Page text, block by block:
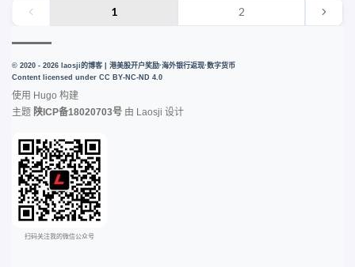
1 2
© 2020 - 2026 laosji的博客 | 港美股开户奖励·海外银行返现·数字货币
Content licensed under CC BY-NC-ND 4.0
使用 Hugo 构建
主题 陕ICP备18020703号 由 Laosji 设计
扫码关注我的微信公众号